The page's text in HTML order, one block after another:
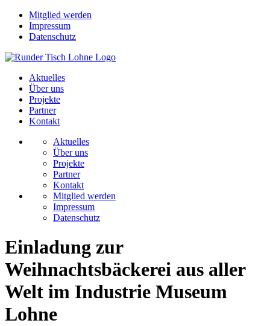
Mitglied werden
Impressum
Datenschutz
Aktuelles
Über uns
Projekte
Partner
Kontakt
Aktuelles
Über uns
Projekte
Partner
Kontakt
Mitglied werden
Impressum
Datenschutz
Einladung zur
Weihnachtsbäckerei aus aller
Welt im Industrie Museum
Lohne